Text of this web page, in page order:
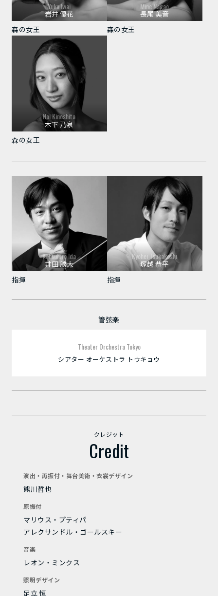
Yuka Iwai
岩井 優花
森の女王
Mine Nagao
長尾 美音
森の女王
Noi Kinoshita
木下 乃泉
森の女王
Katsuhiro Ida
井田 勝大
指揮
Kyohei Tsukakoshi
塚越 恭平
指揮
管弦楽
Theater Orchestra Tokyo
シアター オーケストラ トウキョウ
クレジット
Credit
演出・再振付・舞台美術・衣裳デザイン
熊川哲也
原振付
マリウス・プティパ
アレクサンドル・ゴールスキー
音楽
レオン・ミンクス
照明デザイン
足立 恒